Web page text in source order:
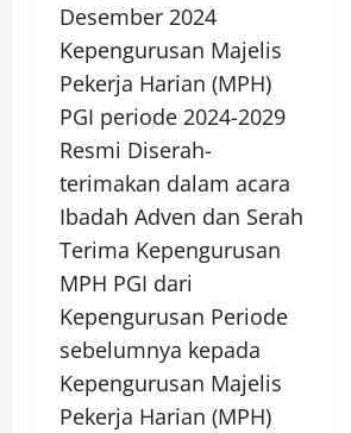
Desember 2024
Kepengurusan Majelis
Pekerja Harian (MPH)
PGI periode 2024-2029
Resmi Diserah-
terimakan dalam acara
Ibadah Adven dan Serah
Terima Kepengurusan
MPH PGI dari
Kepengurusan Periode
sebelumnya kepada
Kepengurusan Majelis
Pekerja Harian (MPH)